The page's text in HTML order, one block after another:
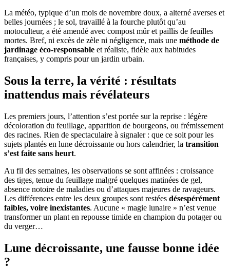
La météo, typique d’un mois de novembre doux, a alterné averses et
belles journées ; le sol, travaillé à la fourche plutôt qu’au
motoculteur, a été amendé avec compost mûr et paillis de feuilles
mortes. Bref, ni excès de zèle ni négligence, mais une méthode de
jardinage éco-responsable et réaliste, fidèle aux habitudes
françaises, y compris pour un jardin urbain.
Sous la terre, la vérité : résultats
inattendus mais révélateurs
Les premiers jours, l’attention s’est portée sur la reprise : légère
décoloration du feuillage, apparition de bourgeons, ou frémissement
des racines. Rien de spectaculaire à signaler : que ce soit pour les
sujets plantés en lune décroissante ou hors calendrier, la transition
s’est faite sans heurt.
Au fil des semaines, les observations se sont affinées : croissance
des tiges, tenue du feuillage malgré quelques matinées de gel,
absence notoire de maladies ou d’attaques majeures de ravageurs.
Les différences entre les deux groupes sont restées désespérément
faibles, voire inexistantes. Aucune « magie lunaire » n’est venue
transformer un plant en repousse timide en champion du potager ou
du verger…
Lune décroissante, une fausse bonne idée
?